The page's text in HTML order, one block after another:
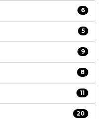
6
5
9
8
11
20